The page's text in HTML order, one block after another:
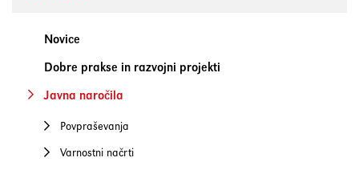
Novice
Dobre prakse in razvojni projekti
Javna naročila
Povpraševanja
Varnostni načrti